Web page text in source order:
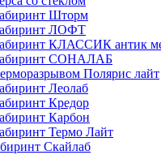
Шторм
ЛОФТ
КЛАССИК антик
СОНАЛАБ
Полярис лайт
Леолаб
Кредор
Карбон
Термо Лайт
Скайлаб